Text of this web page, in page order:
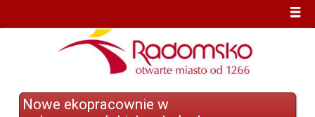
Nowe ekopracownie w